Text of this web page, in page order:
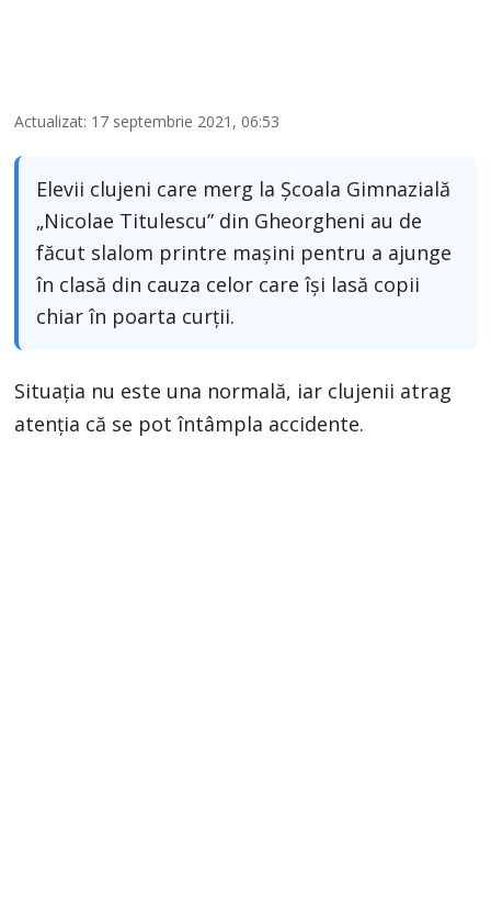
Actualizat: 17 septembrie 2021, 06:53
Elevii clujeni care merg la Școala Gimnazială
„Nicolae Titulescu” din Gheorgheni au de
făcut slalom printre mașini pentru a ajunge
în clasă din cauza celor care își lasă copii
chiar în poarta curții.
Situația nu este una normală, iar clujenii atrag
atenția că se pot întâmpla accidente.